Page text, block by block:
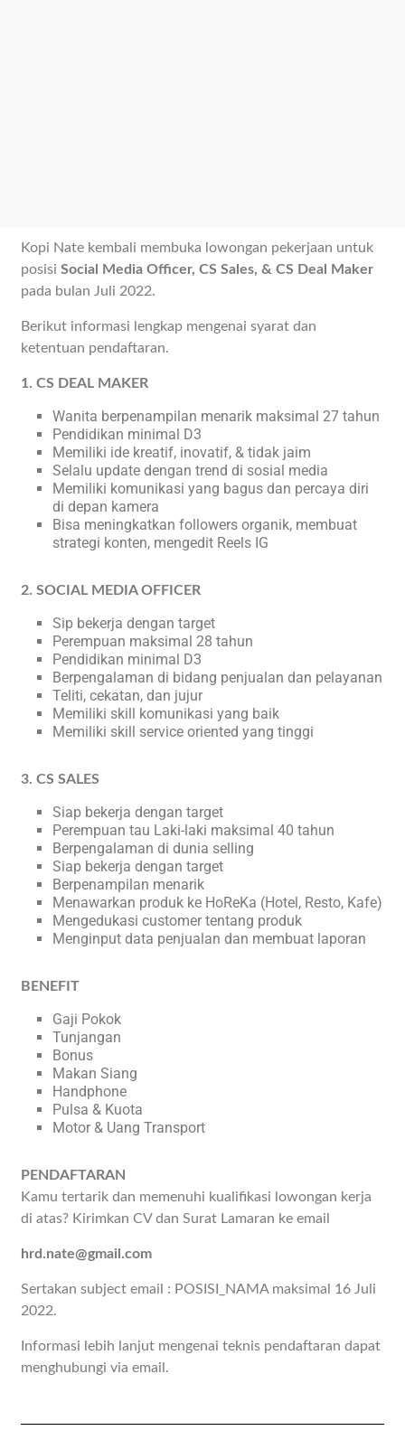
Kopi Nate kembali membuka lowongan pekerjaan untuk
posisiSocial Media Officer, CS Sales, & CS Deal Maker
pada bulan Juli 2022.
Berikut informasi lengkap mengenai syarat dan
ketentuan pendaftaran.
1. CS DEAL MAKER
Wanita berpenampilan menarik maksimal 27 tahun
Pendidikan minimal D3
Memiliki ide kreatif, inovatif, & tidak jaim
Selalu update dengan trend di sosial media
Memiliki komunikasi yang bagus dan percaya diri
di depan kamera
Bisa meningkatkan followers organik, membuat
strategi konten, mengedit Reels IG
2. SOCIAL MEDIA OFFICER
Sip bekerja dengan target
Perempuan maksimal 28 tahun
Pendidikan minimal D3
Berpengalaman di bidang penjualan dan pelayanan
Teliti, cekatan, dan jujur
Memiliki skill komunikasi yang baik
Memiliki skill service oriented yang tinggi
3. CS SALES
Siap bekerja dengan target
Perempuan tau Laki-laki maksimal 40 tahun
Berpengalaman di dunia selling
Siap bekerja dengan target
Berpenampilan menarik
Menawarkan produk ke HoReKa (Hotel, Resto, Kafe)
Mengedukasi customer tentang produk
Menginput data penjualan dan membuat laporan
BENEFIT
Gaji Pokok
Tunjangan
Bonus
Makan Siang
Handphone
Pulsa & Kuota
Motor & Uang Transport
PENDAFTARAN
Kamu tertarik dan memenuhi kualifikasi lowongan kerja
di atas? Kirimkan CV dan Surat Lamaran ke email
hrd.nate@gmail.com
Sertakan subject email : POSISI_NAMA maksimal 16 Juli
2022.
Informasi lebih lanjut mengenai teknis pendaftaran dapat
menghubungi via email.